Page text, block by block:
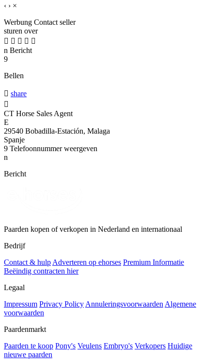
‹ › ×
Werbung Contact seller
sturen over
    
n Bericht
9
Bellen
 share

CT Horse Sales Agent
E
29540 Bobadilla-Estación, Malaga
Spanje
9 Telefoonnummer weergeven
n
Bericht
Paarden kopen of verkopen in Nederland en internationaal
Bedrijf
Contact & hulp Adverteren op ehorses Premium Informatie
Beëindig contracten hier
Legaal
Impressum Privacy Policy Annuleringsvoorwaarden Algemene
voorwaarden
Paardenmarkt
Paarden te koop Pony's Veulens Embryo's Verkopers Huidige
nieuwe paarden